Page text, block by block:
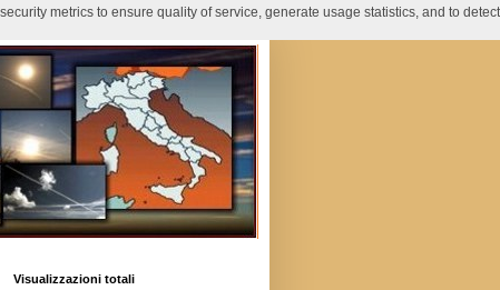
Visualizzazioni totali
metrics to ensure quality of service, generate usage statistics, and to detect